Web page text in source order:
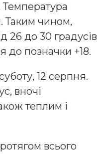
Температура
Таким чином,
26 до 30 градусів
до позначки +18.
12 серпня.
вночі
теплим і
всього